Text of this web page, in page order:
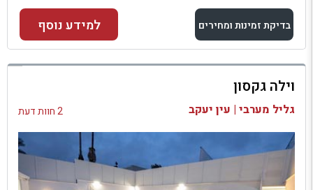
בדיקת זמינות ומחירים
למתחם זה
בדיקת זמינות ומחירים
למידע נוסף
וילה גקסון
גליל מערבי | עין יעקב 2 חוות דעת